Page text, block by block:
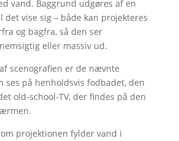
vand. Baggrund udgøres af en
det vise sig – både kan projekteres
og bagfra, så den ser
eller massiv ud.
scenografien er de nævnte
ses på henholdsvis fodbadet, den
old-school-TV, der findes på den
projektionen fylder vand i